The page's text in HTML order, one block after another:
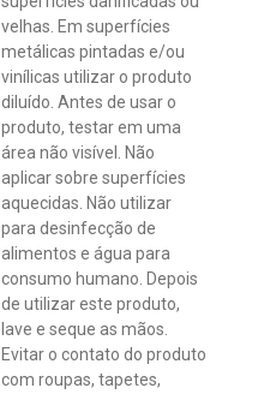
velhas. Em superfícies
metálicas pintadas e/ou
vinílicas utilizar o produto
diluído. Antes de usar o
produto, testar em uma
área não visível. Não
aplicar sobre superfícies
aquecidas. Não utilizar
para desinfecção de
alimentos e água para
consumo humano. Depois
de utilizar este produto,
lave e seque as mãos.
Evitar o contato do produto
com roupas, tapetes,